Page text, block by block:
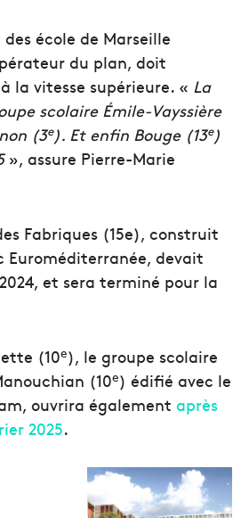
école de Marseille
du plan, doit
la vitesse supérieure. « La
scolaire Émile-Vayssière
(3e). Et enfin Bouge (13e)
», assure Pierre-Marie
Fabriques (15e), construit
devait
et sera terminé pour la
(10e), le groupe scolaire
(10e) édifié avec le
ouvrira également après
2025.